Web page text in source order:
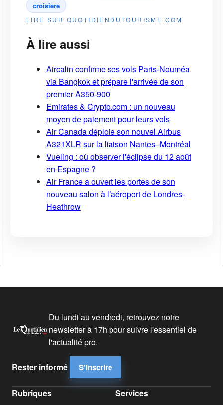
croisiere
LIRE SUR QUOTIDIENDUTOURISME.COM
À lire aussi
Aircalin confirme ses vols Paris-Nouméa
via Bangkok et prépare l'arrivée de son
premier A350-900
Emirates & Crypto.com : un nouveau
moyen de paiement pour leurs vols
Air Canada déploie son nouvel Airbus
A321XLR sur la liaison Nantes–Montréal
Vueling : où observer l'éclipse du 12 août
en Espagne ?
Air France a ouvert les portes de son
nouveau salon à l’aéroport de Londres-
Heathrow
Du lundi au vendredi, retrouvez notre
newsletter à 17h pour suivre l'essentiel de
l'actualité pro.
Rester informé S'inscrire
Rubriques Services